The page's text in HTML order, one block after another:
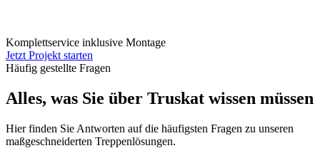
Komplettservice inklusive Montage
Jetzt Projekt starten
Häufig gestellte Fragen
Alles, was Sie über Truskat wissen müssen
Hier finden Sie Antworten auf die häufigsten Fragen zu unseren
maßgeschneiderten Treppenlösungen.